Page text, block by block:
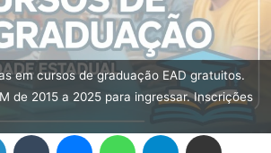
em cursos de graduação EAD gratuitos.
de 2015 a 2025 para ingressar. Inscrições
Linkedin Tumblr Messenger WhatsApp Telegram Compartilhar via e-mail